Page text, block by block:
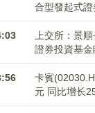
合型發起式
上交所：景
證券投資基金
卡賓
元 同比增长